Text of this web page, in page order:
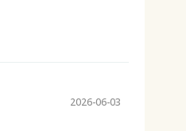
2026-06-03